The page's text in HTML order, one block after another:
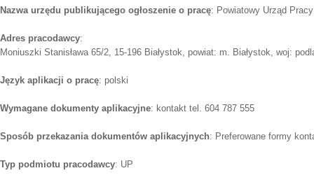
Nazwa urzędu publikującego ogłoszenie o pracę: Powiatowy Urząd
Adres pracodawcy:
Moniuszki Stanisława 65/2, 15-196 Białystok, powiat: m. Białystok, woj:
Język aplikacji o pracę: polski
Wymagane dokumenty aplikacyjne: kontakt tel. 604 787 555
Sposób przekazania dokumentów aplikacyjnych: Preferowane formy
Typ podmiotu pracodawcy: UP